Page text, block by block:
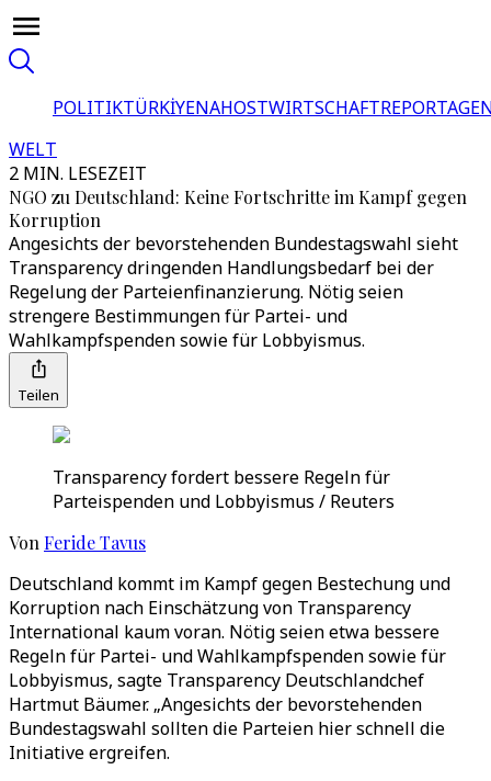
POLITIKTÜRKİYENAHOSTWIRTSCHAFT
WELT
2 MIN. LESEZEIT
NGO zu Deutschland: Keine Fortschritte im Kampf gegen
Korruption
Angesichts der bevorstehenden Bundestagswahl sieht
Transparency dringenden Handlungsbedarf bei der
Regelung der Parteienfinanzierung. Nötig seien
strengere Bestimmungen für Partei- und
Wahlkampfspenden sowie für Lobbyismus.
Teilen
Transparency fordert bessere Regeln für
Parteispenden und Lobbyismus / Reuters
Von Feride Tavus
Deutschland kommt im Kampf gegen Bestechung und
Korruption nach Einschätzung von Transparency
International kaum voran. Nötig seien etwa bessere
Regeln für Partei- und Wahlkampfspenden sowie für
Lobbyismus, sagte Transparency Deutschlandchef
Hartmut Bäumer. „Angesichts der bevorstehenden
Bundestagswahl sollten die Parteien hier schnell die
Initiative ergreifen.